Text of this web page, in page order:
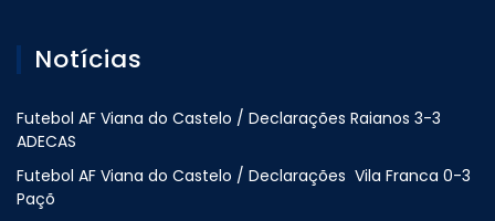
Notícias
Futebol AF Viana do Castelo / Declarações Raianos 3-3
ADECAS
Futebol AF Viana do Castelo / Declarações Vila Franca 0-3
Paçõ